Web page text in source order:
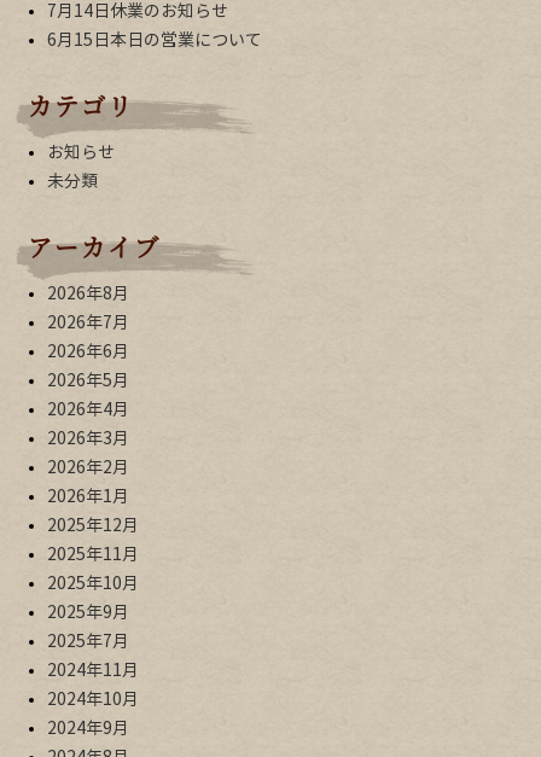
7月14日休業のお知らせ
6月15日本日の営業について
カテゴリ
お知らせ
未分類
アーカイブ
2026年8月
2026年7月
2026年6月
2026年5月
2026年4月
2026年3月
2026年2月
2026年1月
2025年12月
2025年11月
2025年10月
2025年9月
2025年7月
2024年11月
2024年10月
2024年9月